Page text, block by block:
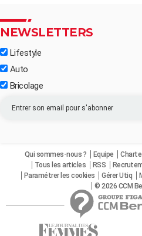
NEWSLETTERS
Lifestyle
Auto
Bricolage
Qui sommes-nous ? Equipe
Tous les articles
RSS
Paramétrer les cookies
Gérer Utiq
© 2026 CCM